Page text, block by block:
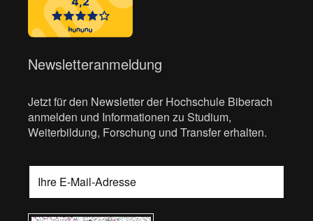
Newsletteranmeldung
Jetzt für den Newsletter der Hochschule Biberach
anmelden und Informationen zu Studium,
Weiterbildung, Forschung und Transfer erhalten.